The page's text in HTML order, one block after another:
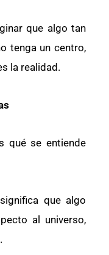
que algo tan
tenga un centro,
la realidad.
qué se entiende
que algo
al universo,